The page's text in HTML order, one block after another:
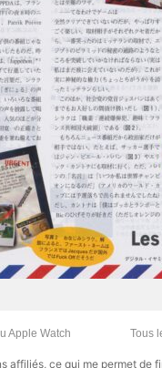
Apple Watch Tous
affiliés, ce qui me permet